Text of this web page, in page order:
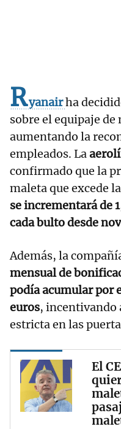
Ryanairha
sobre el equipaje de
aumentando la
empleados. La
confirmado que la
maleta que excede
se incrementará de
cada bulto desde
Además, la
mensual de
podía acumular por
euros, incentivando
estricta en las
El